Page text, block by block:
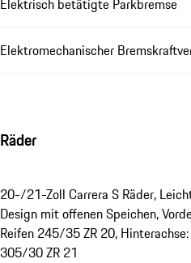
Elektromechanischer
Räder
20-/21-Zoll Carrera S Räder,
Design mit offenen Speichen,
Reifen 245/35 ZR 20,
305/30 ZR 21